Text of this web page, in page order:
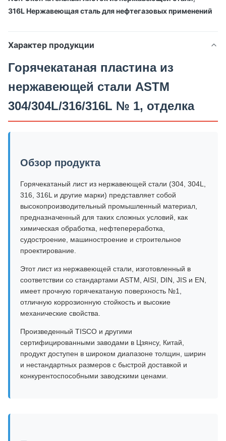
316L Нержавеющая сталь для нефтегазовых применений
Характер продукции
Горячекатаная пластина из
нержавеющей стали ASTM
304/304L/316/316L № 1, отделка
Обзор продукта
Горячекатаный лист из нержавеющей стали (304, 304L,
316, 316L и другие марки) представляет собой
высокопроизводительный промышленный материал,
предназначенный для таких сложных условий, как
химическая обработка, нефтепереработка,
судостроение, машиностроение и строительное
проектирование.
Этот лист из нержавеющей стали, изготовленный в
соответствии со стандартами ASTM, AISI, DIN, JIS и EN,
имеет прочную горячекатаную поверхность №1,
отличную коррозионную стойкость и высокие
механические свойства.
Произведенный TISCO и другими
сертифицированными заводами в Цзянсу, Китай,
продукт доступен в широком диапазоне толщин, ширин
и нестандартных размеров с быстрой доставкой и
конкурентоспособными заводскими ценами.